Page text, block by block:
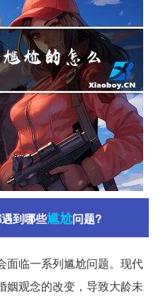
到哪些尴尬问题?
面临一系列尴尬问题。现代
姻观念的改变，导致大龄未